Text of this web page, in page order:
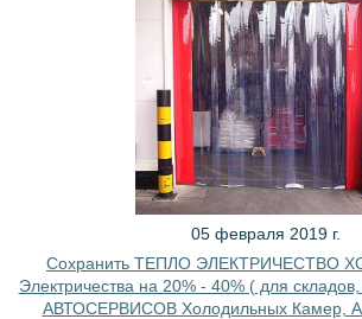
05 февраля 2019 г.
Сохранить ТЕПЛО ЭЛЕКТРИЧЕСТВО
Электричества на 20% - 40% ( для
АВТОСЕРВИСОВ Холодильных Камер,